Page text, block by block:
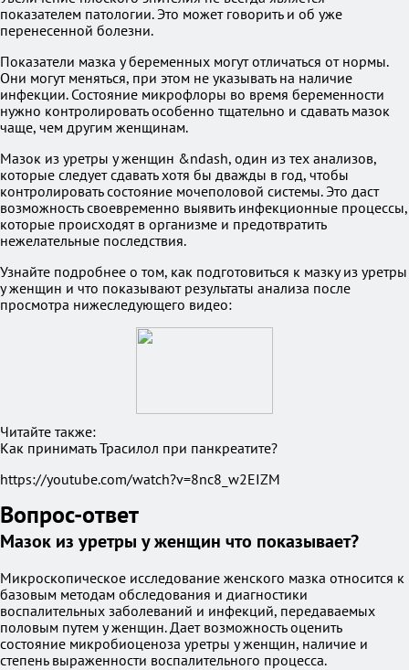
показателем патологии. Это может говорить и об уже
перенесенной болезни.
Показатели мазка у беременных могут отличаться от нормы.
Они могут меняться, при этом не указывать на наличие
инфекции. Состояние микрофлоры во время беременности
нужно контролировать особенно тщательно и сдавать мазок
чаще, чем другим женщинам.
Мазок из уретры у женщин &ndash, один из тех анализов,
которые следует сдавать хотя бы дважды в год, чтобы
контролировать состояние мочеполовой системы. Это даст
возможность своевременно выявить инфекционные процессы,
которые происходят в организме и предотвратить
нежелательные последствия.
Узнайте подробнее о том, как подготовиться к мазку из уретры
у женщин и что показывают результаты анализа после
просмотра нижеследующего видео:
Читайте также:
Как принимать Трасилол при панкреатите?
https://youtube.com/watch?v=8nc8_w2EIZM
Вопрос-ответ
Мазок из уретры у женщин что показывает?
Микроскопическое исследование женского мазка относится к
базовым методам обследования и диагностики
воспалительных заболеваний и инфекций, передаваемых
половым путем у женщин. Дает возможность оценить
состояние микробиоценоза уретры у женщин, наличие и
степень выраженности воспалительного процесса.